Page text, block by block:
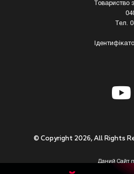
Товариство
Тел.
© Copyright 2026, All Rights
Даний Сайт
Приступаючи до використання